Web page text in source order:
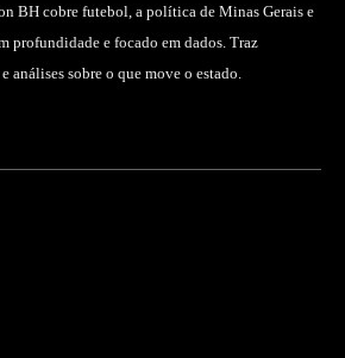
BH cobre futebol, a política de Minas Gerais e
profundidade e focado em dados. Traz
análises sobre o que move o estado.